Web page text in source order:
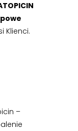
Klienci.
–